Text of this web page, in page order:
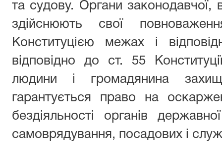
та судову. Органи законодавчої,
здійснюють свої
Конституцією межах і
відповідно до ст. 55
людини і громадянина
гарантується право на
бездіяльності органів
самоврядування, посадових і